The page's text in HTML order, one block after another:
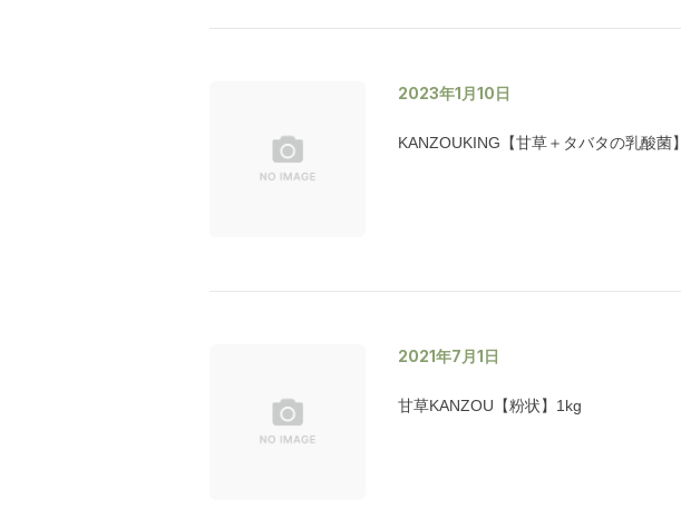
2023年1月10日
KANZOUKING【甘草＋タバタの乳酸菌】
2021年7月1日
甘草KANZOU【粉状】1kg